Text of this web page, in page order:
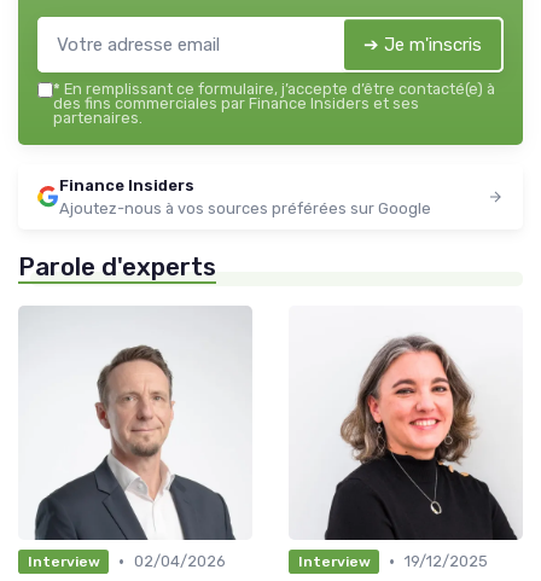
➔ Je m'inscris
* En remplissant ce formulaire, j’accepte d’être contacté(e) à
des fins commerciales par Finance Insiders et ses
partenaires.
Finance Insiders
Ajoutez-nous à vos sources préférées sur Google
Parole d'experts
Interview • 02/04/2026
Interview • 19/12/2025